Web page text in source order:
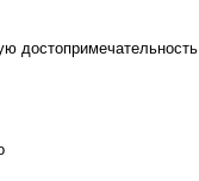
достопримечательность